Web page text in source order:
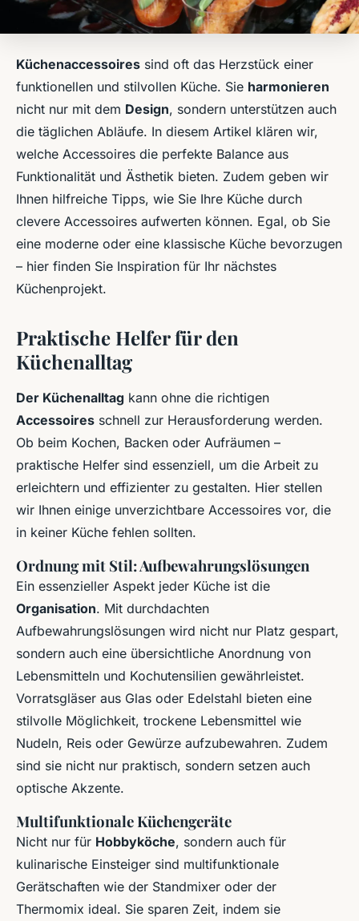
Küchenaccessoires sind oft das Herzstück einer
funktionellen und stilvollen Küche. Sie harmonieren
nicht nur mit dem Design, sondern unterstützen auch
die täglichen Abläufe. In diesem Artikel klären wir,
welche Accessoires die perfekte Balance aus
Funktionalität und Ästhetik bieten. Zudem geben wir
Ihnen hilfreiche Tipps, wie Sie Ihre Küche durch
clevere Accessoires aufwerten können. Egal, ob Sie
eine moderne oder eine klassische Küche bevorzugen
– hier finden Sie Inspiration für Ihr nächstes
Küchenprojekt.
Praktische Helfer für den
Küchenalltag
Der Küchenalltag kann ohne die richtigen
Accessoires schnell zur Herausforderung werden.
Ob beim Kochen, Backen oder Aufräumen –
praktische Helfer sind essenziell, um die Arbeit zu
erleichtern und effizienter zu gestalten. Hier stellen
wir Ihnen einige unverzichtbare Accessoires vor, die
in keiner Küche fehlen sollten.
Ordnung mit Stil: Aufbewahrungslösungen
Ein essenzieller Aspekt jeder Küche ist die
Organisation. Mit durchdachten
Aufbewahrungslösungen wird nicht nur Platz gespart,
sondern auch eine übersichtliche Anordnung von
Lebensmitteln und Kochutensilien gewährleistet.
Vorratsgläser aus Glas oder Edelstahl bieten eine
stilvolle Möglichkeit, trockene Lebensmittel wie
Nudeln, Reis oder Gewürze aufzubewahren. Zudem
sind sie nicht nur praktisch, sondern setzen auch
optische Akzente.
Multifunktionale Küchengeräte
Nicht nur für Hobbyköche, sondern auch für
kulinarische Einsteiger sind multifunktionale
Gerätschaften wie der Standmixer oder der
Thermomix ideal. Sie sparen Zeit, indem sie